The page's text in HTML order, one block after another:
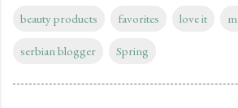
beauty products favorites love it
serbian blogger Spring